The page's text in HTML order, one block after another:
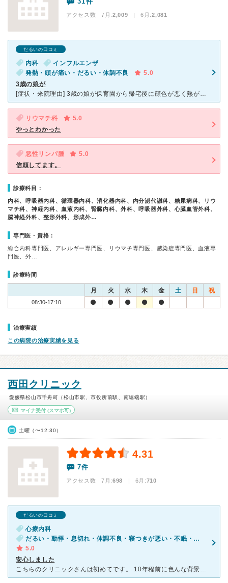
アクセス数 7月:2,009 | 6月:2,081
だるいの口コミ
内科
インフルエンザ
発熱・頭が痛い・だるい・体調不良
5.0
3歳の娘が
[症状・来院理由] 3歳の娘が保育園から帰宅後に顔色が悪く熱が39.5度もありこれは大変だと思い嫁と一緒に救急病院に行きました。 病院到着時には娘は呼吸が荒く顔が真っ赤ですぐに看護師と先生を呼び治
リウマチ科
5.0
やっとわかった
悪性リンパ腫
5.0
信頼してます。
診療科目：
内科、呼吸器内科、循環器内科、消化器内科、内分泌代謝科、糖尿病科、リウ
マチ科、神経内科、血液内科、腎臓内科、外科、呼吸器外科、心臓血管外科、
脳神経外科、整形外科、形成外…
専門医・資格：
総合内科専門医、アレルギー専門医、リウマチ専門医、感染症専門医、血液専
門医、外…
診療時間
月 火 水 木 金 土 日 祝
08:30-17:10
治療実績
この病院の治療実績を見る
西田クリニック
愛媛県松山市千舟町（松山市駅、市役所前駅、南堀端駅）
マイナ受付 (スマホ可)
土曜（〜12:30）
4.31
7件
アクセス数 7月:698 | 6月:710
だるいの口コミ
心療内科
だるい・動悸・息切れ・体調不良・寝つきが悪い・不眠・便秘・気が滅入る・不安
5.0
安心しました
こちらのクリニックさんは初めてです。 10年程前に色んな背景があり、うつ状態でこちらではありませんが心療内科に何年もお世話になっておりました。何件か診察して頂いて落ち着いておりましたが、最終的には自